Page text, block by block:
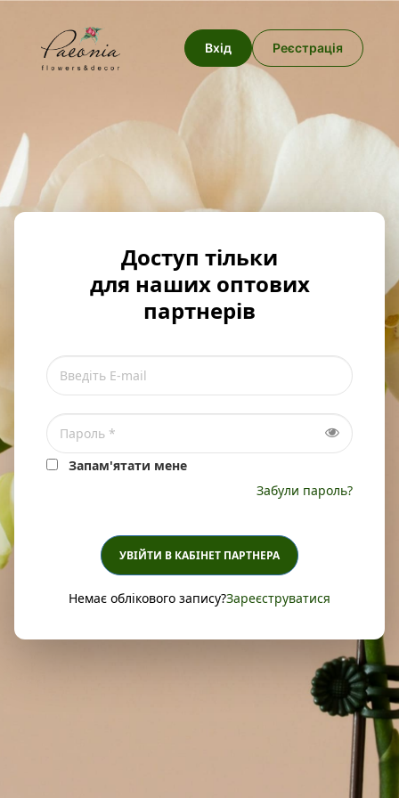
Вхід Реєстрація
Доступ тільки
для наших оптових
партнерів
Запам'ятати мене
Забули пароль?
УВІЙТИ В КАБІНЕТ ПАРТНЕРА
Немає облікового запису?Зареєструватися